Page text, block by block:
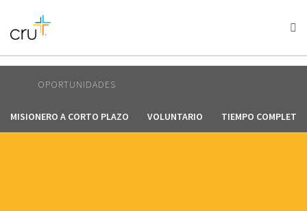
AFRICA
AMERICA / CARIBBEAN
OCEANIA
OPORTUNIDADES
MISIONERO A CORTO PLAZO VOLUNTARIO TIEMPO COMPLETO